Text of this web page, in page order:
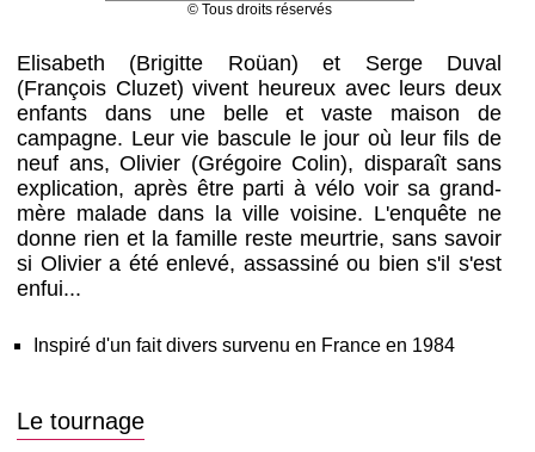
© Tous droits réservés
Elisabeth (Brigitte Roüan) et Serge Duval
(François Cluzet) vivent heureux avec leurs deux
enfants dans une belle et vaste maison de
campagne. Leur vie bascule le jour où leur fils de
neuf ans, Olivier (Grégoire Colin), disparaît sans
explication, après être parti à vélo voir sa grand-
mère malade dans la ville voisine. L'enquête ne
donne rien et la famille reste meurtrie, sans savoir
si Olivier a été enlevé, assassiné ou bien s'il s'est
enfui...
Inspiré d'un fait divers survenu en France en 1984
Le tournage